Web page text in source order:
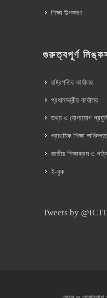
শিক্ষা উপকরণ
গুরুত্বপূর্ণ
রাষ্ট্রপতির কার্যালয়
প্রধানমন্ত্রীর কার্যালয়
তথ্য ও যোগাযোগ
প্রাথমিক শিক্ষা
জাতীয় শিক্ষাক্রম ও
ই-বুক
Tweets by